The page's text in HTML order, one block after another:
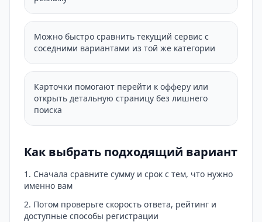
Можно быстро сравнить текущий сервис с
соседними вариантами из той же категории
Карточки помогают перейти к офферу или
открыть детальную страницу без лишнего
поиска
Как выбрать подходящий вариант
Сначала сравните сумму и срок с тем, что нужно
именно вам
Потом проверьте скорость ответа, рейтинг и
доступные способы регистрации